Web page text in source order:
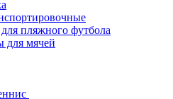
пляжного футбола
для мячей